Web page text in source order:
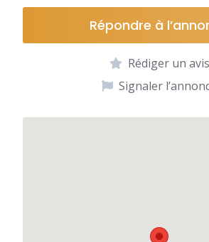
Répondre à
Rédiger un avis
Signaler